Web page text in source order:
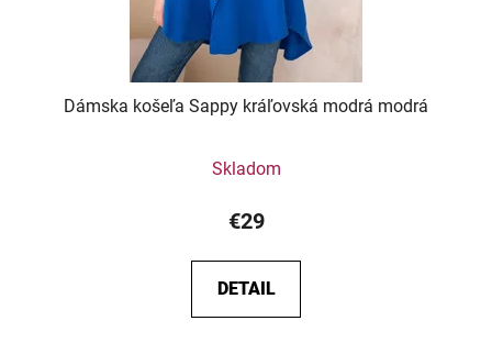
Dámska košeľa Sappy kráľovská modrá modrá
Skladom
€29
DETAIL